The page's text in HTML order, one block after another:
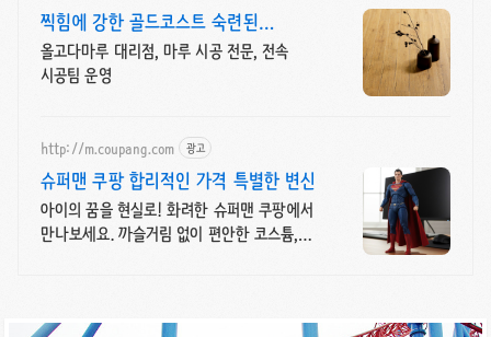
찍힘에 강한 골드코스트 숙련된
전속시공팀 운영
올고다마루 대리점, 마루 시공 전문, 전속
시공팀 운영
http://m.coupang.com 광고
슈퍼맨 쿠팡 합리적인 가격 특별한 변신
아이의 꿈을 현실로! 화려한 슈퍼맨 쿠팡에서
만나보세요. 까슬거림 없이 편안한 코스튬,